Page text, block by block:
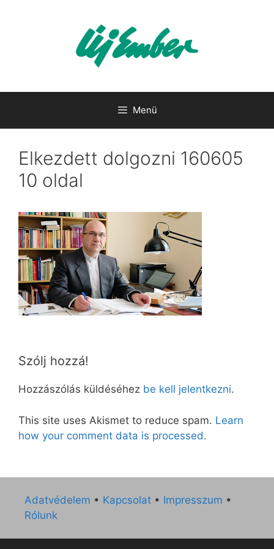
Menü
Elkezdett dolgozni 160605
10 oldal
Szólj hozzá!
Hozzászólás küldéséhez be kell jelentkezni.
This site uses Akismet to reduce spam. Learn
how your comment data is processed.
Adatvédelem • Kapcsolat • Impresszum •
Rólunk